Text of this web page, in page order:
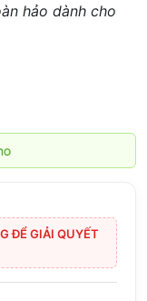
hảo dành cho
ĐỂ GIẢI QUYẾT